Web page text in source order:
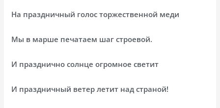
На праздничный голос торжественной меди
Мы в марше печатаем шаг строевой.
И празднично солнце огромное светит
И праздничный ветер летит над страной!